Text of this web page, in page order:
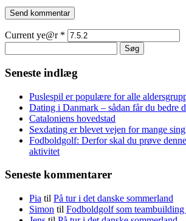
Current ye@r *
efter:
Seneste indlæg
Puslespil er populære for alle
Dating i Danmark – sådan får du bedre
Cataloniens hovedstad
Sexdating er blevet vejen for mange
Fodboldgolf: Derfor skal du prøve
aktivitet
Seneste kommentarer
Pia til På tur i det danske sommerland
Simon til Fodboldgolf som